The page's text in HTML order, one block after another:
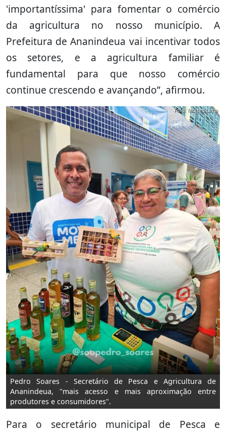
'importantíssima' para fomentar o comércio
da agricultura no nosso município. A
Prefeitura de Ananindeua vai incentivar todos
os setores, e a agricultura familiar é
fundamental para que nosso comércio
continue crescendo e avançando”, afirmou.
Pedro Soares - Secretário de Pesca e Agricultura de
Ananindeua, "mais acesso e mais aproximação entre
produtores e consumidores".
Foto: Moises Lima
Para o secretário municipal de Pesca e